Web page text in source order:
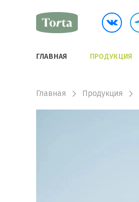
ГЛАВНАЯ ПРОДУКЦИЯ
Главная Продукция